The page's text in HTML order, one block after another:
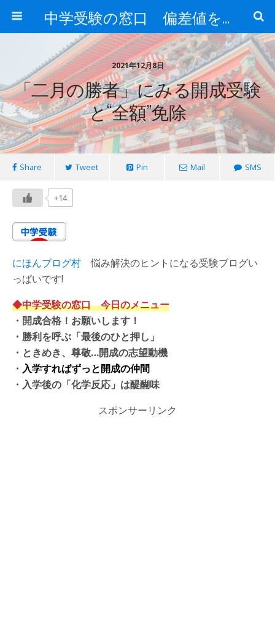
中学受験の窓口 偏差値を上げる勉強法
2021年12月8日
「二月の勝者」にみる開成受験
と“全額”免除
Share Tweet Pin Mail SMS
+14
にほんブログ村 悩み解決のヒントになる受験ブログい
っぱいです!
◆中学受験の窓口 今日のメニュー
・開成合格！お願いします！
・勝利を呼ぶ「最後のひと押し」
・ときめき、尊敬…開成の志望動機
・ 入学すればずっと開成の仲間
・入学後の「化学反応」は醍醐味
スポンサーリンク